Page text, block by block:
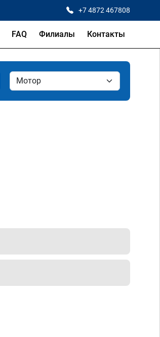
+7 4872 467808
FAQ Филиалы Контакты